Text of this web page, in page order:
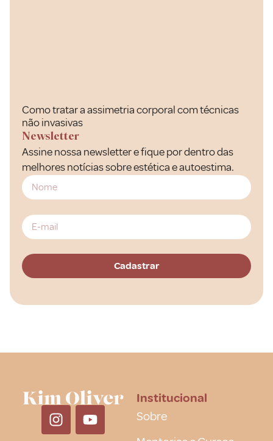
Como tratar a assimetria corporal com técnicas
não invasivas
Newsletter
Assine nossa newsletter e fique por dentro das
melhores notícias sobre estética e autoestima.
Institucional
Sobre